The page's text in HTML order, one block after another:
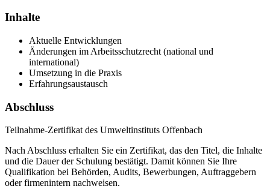
Inhalte
Aktuelle Entwicklungen
Änderungen im Arbeitsschutzrecht (national und
international)
Umsetzung in die Praxis
Erfahrungsaustausch
Abschluss
Teilnahme-Zertifikat des Umweltinstituts Offenbach
Nach Abschluss erhalten Sie ein Zertifikat, das den Titel, die Inhalte
und die Dauer der Schulung bestätigt. Damit können Sie Ihre
Qualifikation bei Behörden, Audits, Bewerbungen, Auftraggebern
oder firmenintern nachweisen.